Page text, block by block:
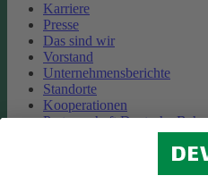
Karriere
Presse
Das sind wir
Vorstand
Unternehmensberichte
Standorte
Kooperationen
Partnerschaft Deutsche Bahn